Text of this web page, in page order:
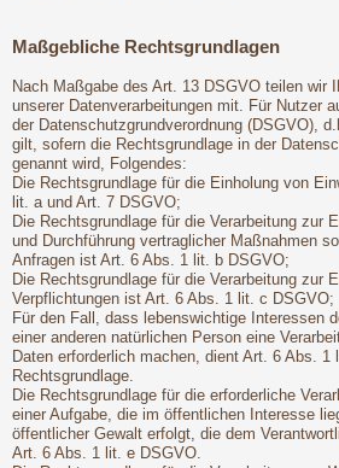
Maßgebliche Rechtsgrundlagen
Nach Maßgabe des Art. 13 DSGVO teilen wir
unserer Datenverarbeitungen mit. Für Nutzer
der Datenschutzgrundverordnung (DSGVO),
gilt, sofern die Rechtsgrundlage in der
genannt wird, Folgendes:
Die Rechtsgrundlage für die Einholung von
lit. a und Art. 7 DSGVO;
Die Rechtsgrundlage für die Verarbeitung zur
und Durchführung vertraglicher Maßnahmen
Anfragen ist Art. 6 Abs. 1 lit. b DSGVO;
Die Rechtsgrundlage für die Verarbeitung zur
Verpflichtungen ist Art. 6 Abs. 1 lit. c DSGVO;
Für den Fall, dass lebenswichtige Interessen
einer anderen natürlichen Person eine
Daten erforderlich machen, dient Art. 6 Abs. 1
Rechtsgrundlage.
Die Rechtsgrundlage für die erforderliche
einer Aufgabe, die im öffentlichen Interesse
öffentlicher Gewalt erfolgt, die dem
Art. 6 Abs. 1 lit. e DSGVO.